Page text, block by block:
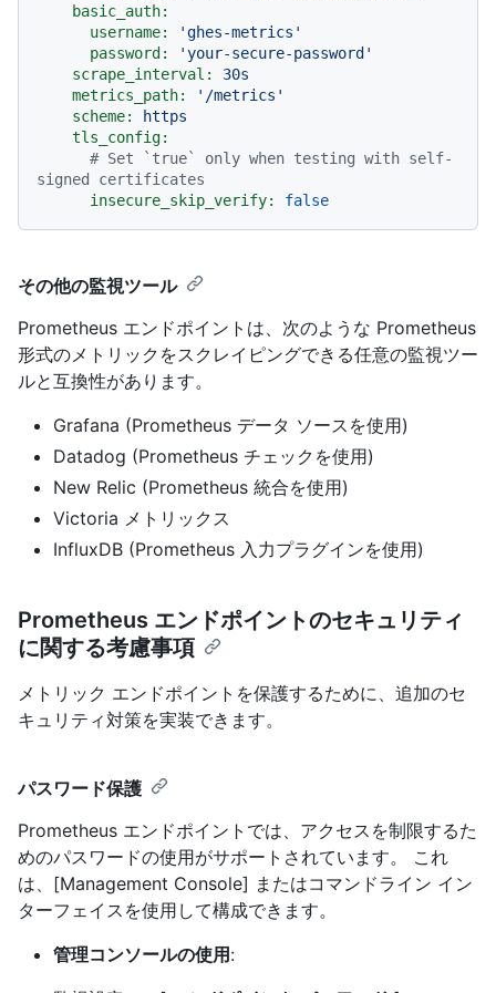
basic_auth:
username:
'ghes-metrics'
password:
'your-secure-password'
scrape_interval:
30s
metrics_path:
'/metrics'
scheme:
https
tls_config:
# Set `true` only when testing with self-
signed certificates
insecure_skip_verify:
false
その他の監視ツール
Prometheus エンドポイントは、次のような Prometheus
形式のメトリックをスクレイピングできる任意の監視ツー
ルと互換性があります。
Grafana (Prometheus データ ソースを使用)
Datadog (Prometheus チェックを使用)
New Relic (Prometheus 統合を使用)
Victoria メトリックス
InfluxDB (Prometheus 入力プラグインを使用)
Prometheus エンドポイントのセキュリティ
に関する考慮事項
メトリック エンドポイントを保護するために、追加のセ
キュリティ対策を実装できます。
パスワード保護
Prometheus エンドポイントでは、アクセスを制限するた
めのパスワードの使用がサポートされています。 これ
は、[Management Console] またはコマンドライン イン
ターフェイスを使用して構成できます。
管理コンソールの使用: